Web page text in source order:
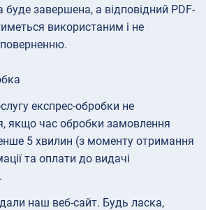
буде завершена, а відповідний PDF-
використаним і не
експрес-обробки не
якщо час обробки замовлення
5 хвилин (з моменту отримання
та оплати до видачі
наш веб-сайт. Будь ласка,